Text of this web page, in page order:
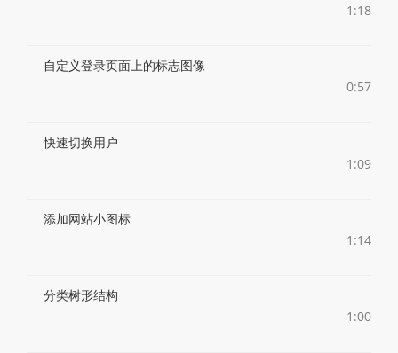
1:18
自定义登录页面上的标志图像
0:57
快速切换用户
1:09
添加网站小图标
1:14
分类树形结构
1:00